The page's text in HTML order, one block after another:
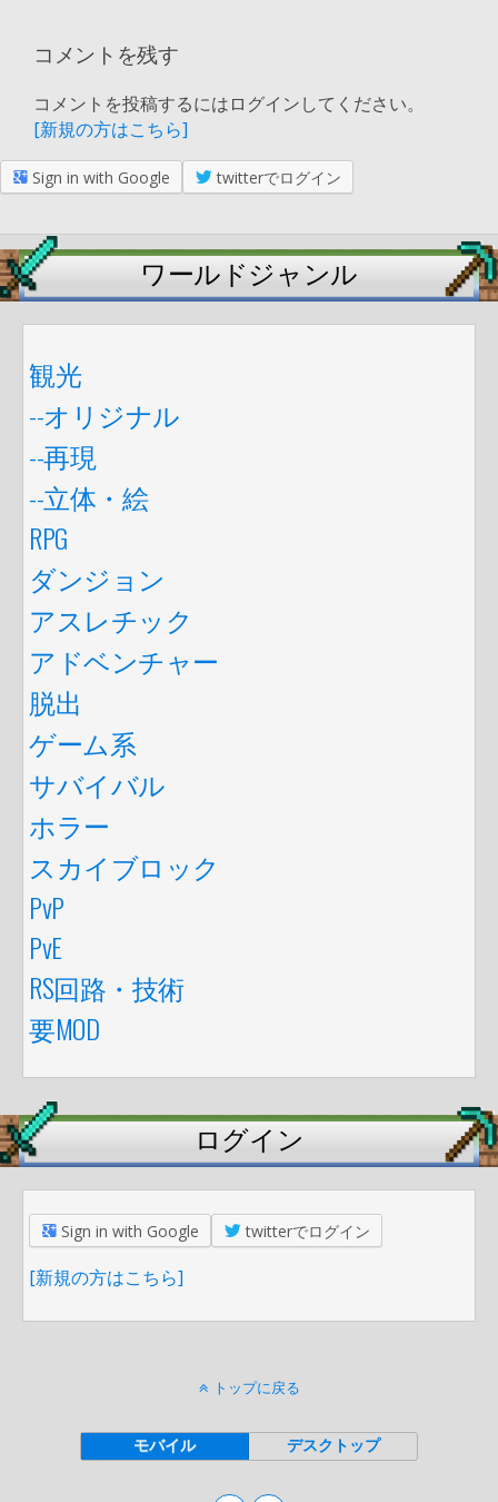
コメントを残す
コメントを投稿するにはログインしてください。
[新規の方はこちら]
Sign in with Google twitterでログイン
ワールドジャンル
観光
--オリジナル
--再現
--立体・絵
RPG
ダンジョン
アスレチック
アドベンチャー
脱出
ゲーム系
サバイバル
ホラー
スカイブロック
PvP
PvE
RS回路・技術
要MOD
ログイン
Sign in with Google twitterでログイン
[新規の方はこちら]
トップに戻る
モバイル デスクトップ